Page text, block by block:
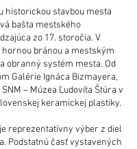
historickou stavbou mesta
bašta mestského
zo 17. storočia. V
bránou a mestským
obranný systém mesta. Od
Galérie Ignáca Bizmayera,
– Múzea Ľudovíta Štúra v
keramickej plastiky.
reprezentatívny výber z diel
Podstatnú časť vystavených